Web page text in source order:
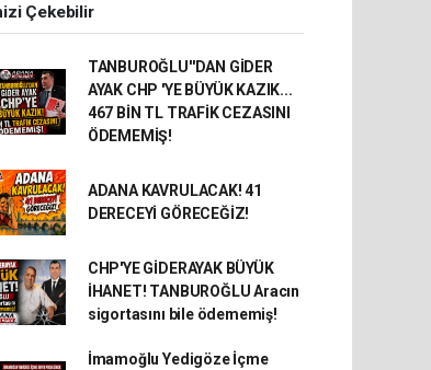
Çekebilir
TANBUROĞLU''DAN GİDER
AYAK CHP 'YE BÜYÜK KAZIK...
467 BİN TL TRAFİK CEZASINI
ÖDEMEMİŞ!
ADANA KAVRULACAK! 41
DERECEYİ GÖRECEĞİZ!
CHP'YE GİDERAYAK BÜYÜK
İHANET! TANBUROĞLU Aracın
sigortasını bile ödememiş!
İmamoğlu Yedigöze İçme